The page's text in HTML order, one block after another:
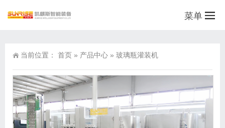
菜单
当前位置： 首页 » 产品中心 » 玻璃瓶灌装机